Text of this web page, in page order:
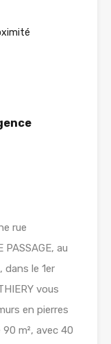
rue
au
dans le 1er
vous
en pierres
m², avec 40